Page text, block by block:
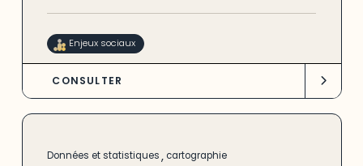
Enjeux sociaux
CONSULTER
Données et statistiques, cartographie